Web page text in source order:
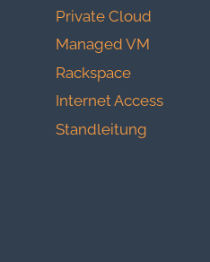
Private Cloud
Managed VM
Rackspace
Internet Access
Standleitung